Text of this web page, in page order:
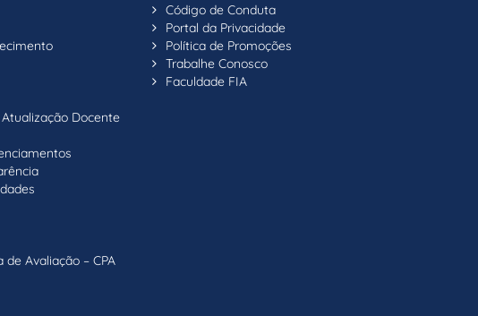
Docente
de Avaliação – CPA
Código de Conduta
Portal da Privacidade
Política de Promoções
Trabalhe Conosco
Faculdade FIA